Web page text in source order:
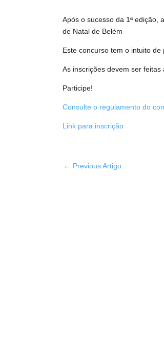
Após o sucesso da 1ª edição,
de Natal de Belém
Este concurso tem o intuito
As inscrições devem ser feitas
Participe!
Consulte o regulamento do
Link para inscrição
← Previous Artigo